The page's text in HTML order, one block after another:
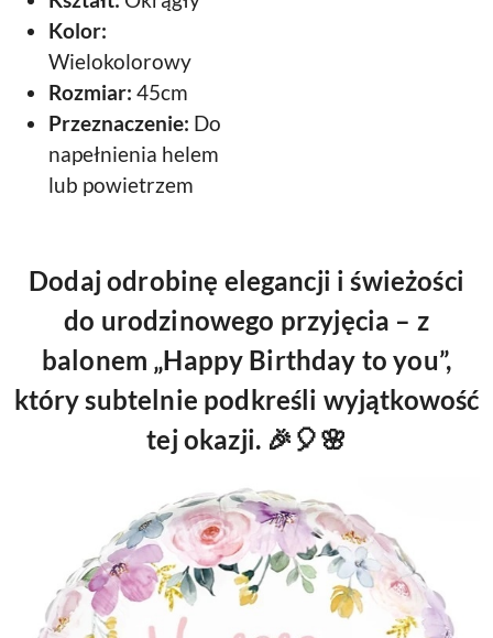
Kolor:
Wielokolorowy
Rozmiar: 45cm
Przeznaczenie: Do
napełnienia helem
lub powietrzem
Dodaj odrobinę elegancji i świeżości
do urodzinowego przyjęcia – z
balonem „Happy Birthday to you”,
który subtelnie podkreśli wyjątkowość
tej okazji. 🎉🎈🌸